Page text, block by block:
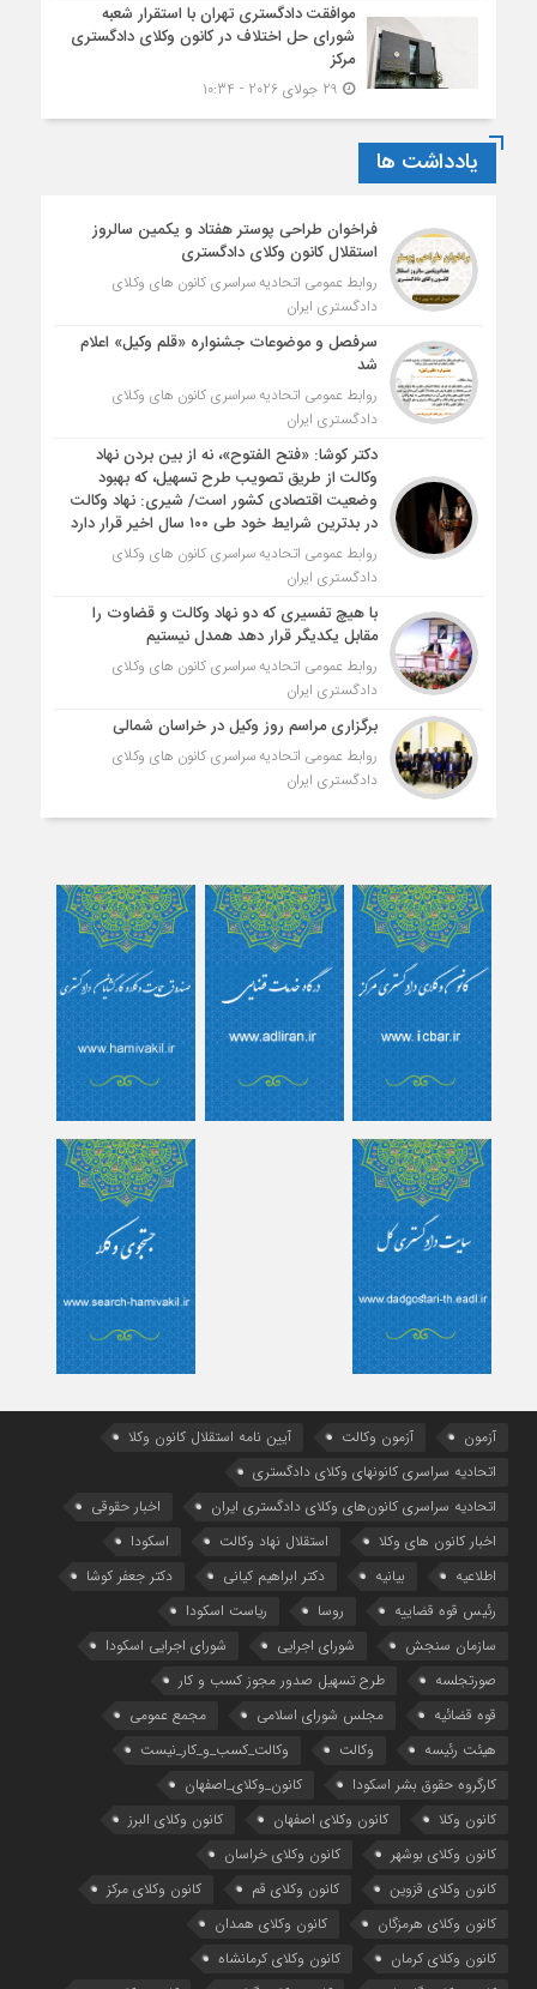
موافقت دادگستری تهران با استقرار شعبه
شورای حل اختلاف در کانون وکلای دادگستری
مرکز
یادداشت ها
فراخوان طراحی پوستر هفتاد و یکمین سالروز
استقلال کانون وکلای دادگستری
روابط عمومی اتحادیه سراسری کانون های وکلای
دادگستری ایران
سرفصل و موضوعات جشنواره «قلم وکیل» اعلام
شد
روابط عمومی اتحادیه سراسری کانون های وکلای
دادگستری ایران
دکتر کوشا: «فتح الفتوح»، نه از بین بردن نهاد
وکالت از طریق تصویب طرح تسهیل، که بهبود
وضعیت اقتصادی کشور است/ شیری: نهاد وکالت
در بدترین شرایط خود طی ۱۰۰ سال اخیر قرار دارد
روابط عمومی اتحادیه سراسری کانون های وکلای
دادگستری ایران
با هیچ تفسیری که دو نهاد وکالت و قضاوت را
مقابل یکدیگر قرار دهد همدل نیستیم
روابط عمومی اتحادیه سراسری کانون های وکلای
دادگستری ایران
برگزاری مراسم روز وکیل در خراسان شمالی
روابط عمومی اتحادیه سراسری کانون های وکلای
دادگستری ایران
آزمون آزمون وکالت
آیین ‌نامه استقلال کانون وکلا
اتحادیه سراسری کانونهای وکلای دادگستری
اتحادیه سراسری کانون‌های وکلای دادگستری ایران
اخبار حقوقی
اخبار کانون های وکلا
استقلال نهاد وکالت
اسکودا
اطلاعیه
بیانیه دکتر ابراهیم کیانی
دکتر جعفر کوشا
رئیس قوه قضاییه
روسا
ریاست اسکودا
سازمان سنجش
شورای اجرایی
شورای اجرایی اسکودا
صورتجلسه
طرح تسهیل صدور مجوز کسب و کار
قوه قضائیه
مجلس شورای اسلامی
مجمع عمومی
هیئت رئیسه
وکالت
وکالت_کسب_و_کار_نیست
کارگروه حقوق بشر اسکودا
کانون_وکلای_اصفهان
کانون وکلا
کانون وکلای اصفهان
کانون وکلای البرز
کانون وکلای بوشهر
کانون وکلای خراسان
کانون وکلای قزوین
کانون وکلای قم
کانون وکلای مرکز
کانون وکلای هرمزگان
کانون وکلای همدان
کانون وکلای کرمان
کانون وکلای کرمانشاه